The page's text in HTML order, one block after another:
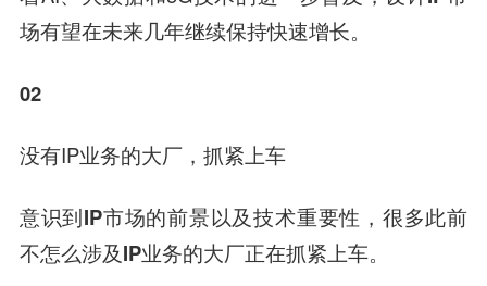
场有望在未来几年继续保持快速增长。
02
没有IP业务的大厂，抓紧上车
意识到IP市场的前景以及技术重要性，很多此前
不怎么涉及IP业务的大厂正在抓紧上车。